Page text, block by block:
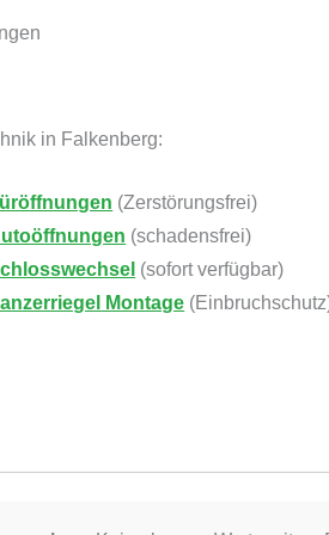
in Falkenberg:
(Zerstörungsfrei)
(schadensfrei)
(sofort verfügbar)
Montage